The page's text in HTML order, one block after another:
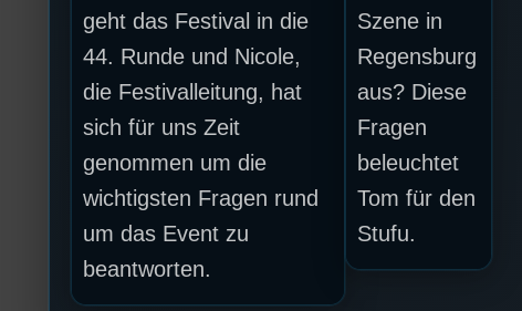
geht das Festival in die
44. Runde und Nicole,
die Festivalleitung, hat
sich für uns Zeit
genommen um die
wichtigsten Fragen rund
um das Event zu
beantworten.
Szene in
Regensburg
aus? Diese
Fragen
beleuchtet
Tom für den
Stufu.